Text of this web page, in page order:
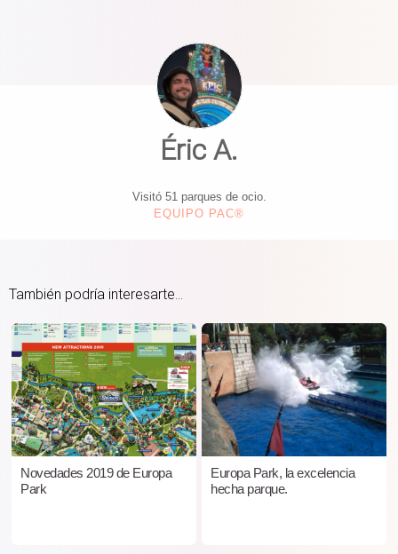
Éric A.
Visitó 51 parques de ocio.
EQUIPO PAC®
También podría interesarte...
Novedades 2019 de Europa
Park
Europa Park, la excelencia
hecha parque.